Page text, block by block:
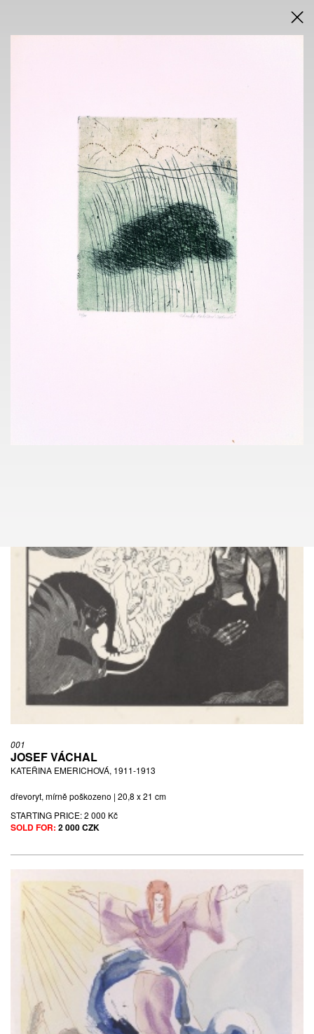
184
ZDENA KABÁTOVÁ TÁBORSKÁ
(1933)
DIVERTIMENTO I., NEDATOVÁNO
suchá jehla, lept | 19,4 x 15,6 cm | sign. Zdena Kabátová Táborská
| 23/40
SOLD FOR:
AUCTION TYPE
Saturday 18 August 2021
NOVA SIN GALLERY
Voršilská 3, Prague 1
+420 724 035 347
001
JOSEF VÁCHAL
KATEŘINA EMERICHOVÁ, 1911-1913
dřevoryt, mírně poškozeno | 20,8 x 21 cm
STARTING PRICE:2 000 Kč
SOLD FOR: 2 000 CZK